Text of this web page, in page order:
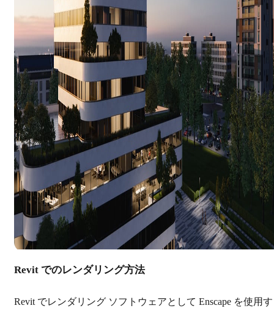
Revit でのレンダリング方法
Revit でレンダリング ソフトウェアとして Enscape を使用す